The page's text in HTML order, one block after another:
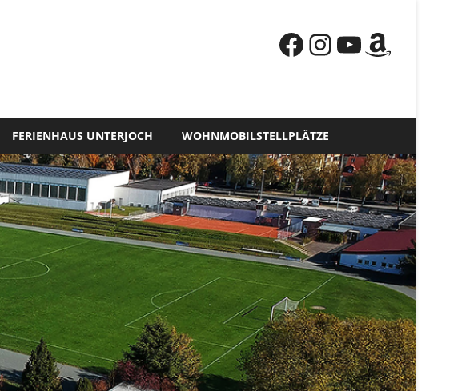
Facebook
Instagram
YouTube
Amazon
FERIENHAUS UNTERJOCH WOHNMOBILSTELLPLÄTZE